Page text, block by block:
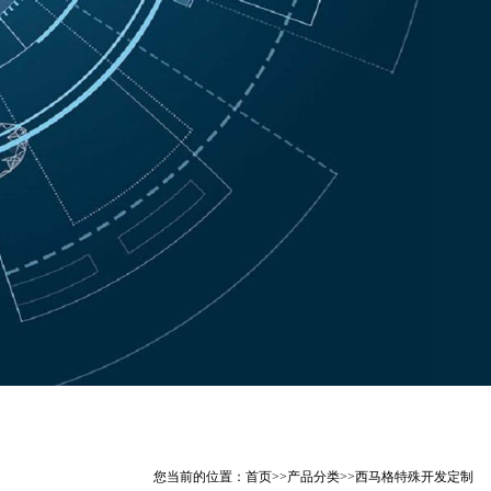
您当前的位置： 首页>>产品分类>>西马格特殊开发定制